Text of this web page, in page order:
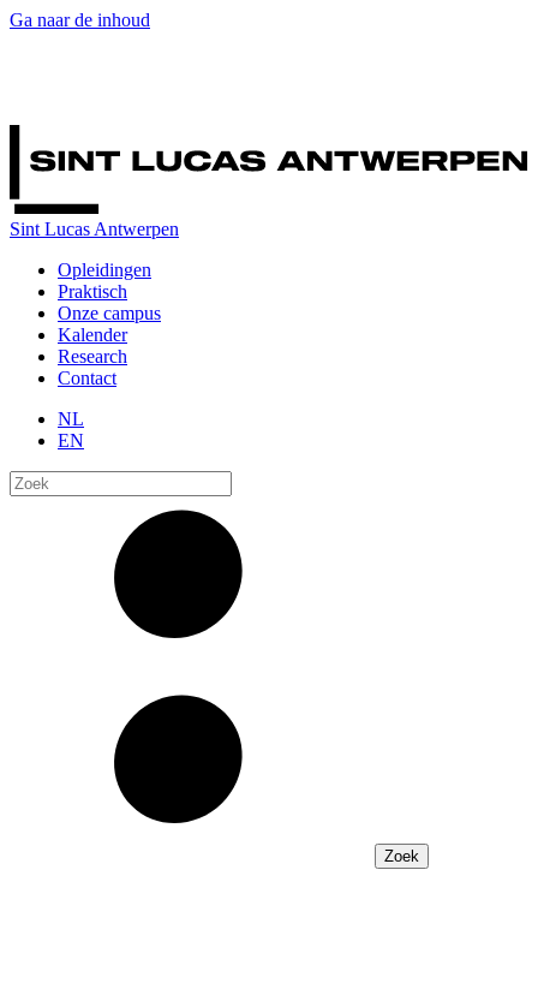
Ga naar de inhoud
Sint Lucas Antwerpen
Opleidingen
Praktisch
Onze campus
Kalender
Research
Contact
NL
EN